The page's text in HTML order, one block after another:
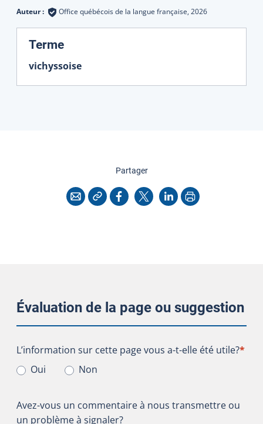
Auteur : Office québécois de la langue française, 2026
Terme:
vichyssoise
Partagercette page
CourrielCopier l'adresse
Facebook
X LinkedInImprimer
Évaluation de la page ou suggestion
L’information sur cette page vous a-t-elle été utile?
L’information sur cette page vous a-t-elle été utile?*
Oui
Non
Avez-vous un commentaire à nous transmettre ou
un problème à signaler?